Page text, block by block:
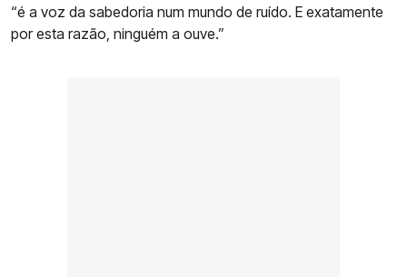
“é a voz da sabedoria num mundo de ruído. E exatamente
por esta razão, ninguém a ouve.”